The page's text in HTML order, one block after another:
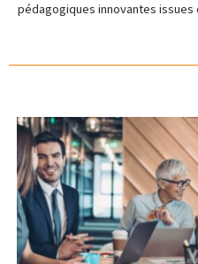
pédagogiques innovantes